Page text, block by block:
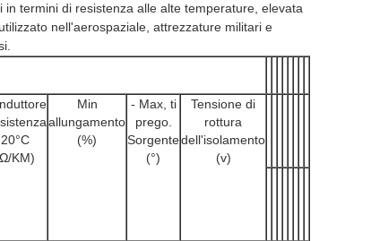
termini di resistenza alle alte temperature, elevata
nell'aerospaziale, attrezzature militari e
20°C
KM)
Min
allungamento
(%)
- Max, ti
prego.
Sorgente
(°)
Tensione di
rottura
dell'isolamento
(v)